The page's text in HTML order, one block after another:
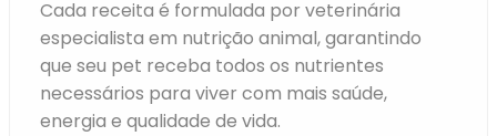
Cada receita é formulada por veterinária
especialista em nutrição animal, garantindo
que seu pet receba todos os nutrientes
necessários para viver com mais saúde,
energia e qualidade de vida.